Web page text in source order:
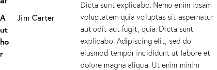
A
ut
ho
r
Jim Carter
Dicta sunt explicabo. Nemo enim ipsam
voluptatem quia voluptas sit aspernatur
aut odit aut fugit, quia. Dicta sunt
explicabo. Adipiscing elit, sed do
eiusmod tempor incididunt ut labore et
dolore magna aliqua. Ut enim minim